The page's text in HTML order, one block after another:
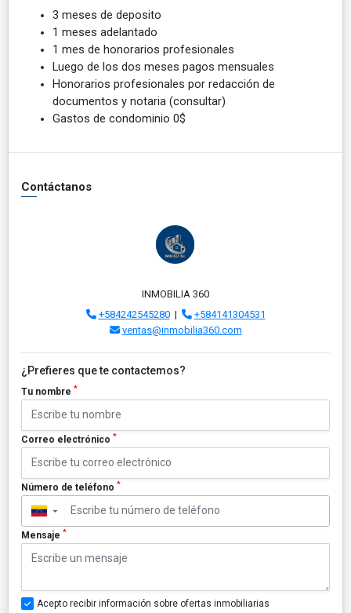
3 meses de deposito
1 meses adelantado
1 mes de honorarios profesionales
Luego de los dos meses pagos mensuales
Honorarios profesionales por redacción de
documentos y notaria (consultar)
Gastos de condominio 0$
Contáctanos
INMOBILIA 360
+584242545280|
+584141304531
ventas@inmobilia360.com
¿Prefieres que te contactemos?
Tu nombre *
Correo electrónico *
Número de teléfono *
▼
Mensaje *
Acepto recibir información sobre ofertas inmobiliarias